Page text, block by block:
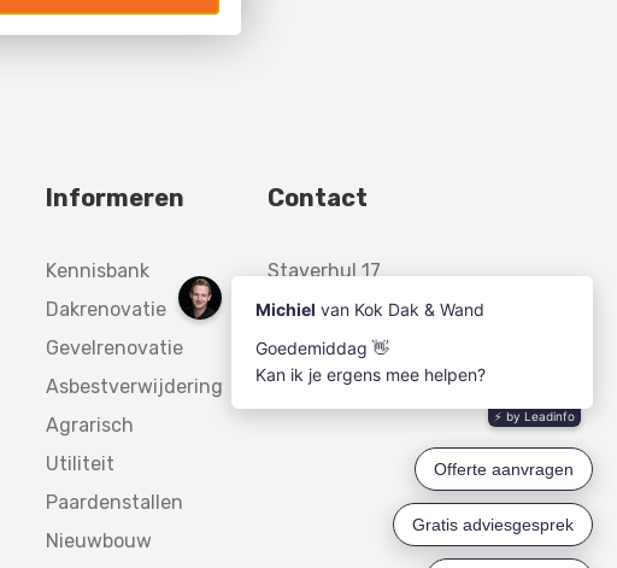
Informeren
Kennisbank
Dakrenovatie
Gevelrenovatie
Asbestverwijdering
Agrarisch
Utiliteit
Paardenstallen
Nieuwbouw
Contact
Staverhul 17
3888 MR,
Uddel